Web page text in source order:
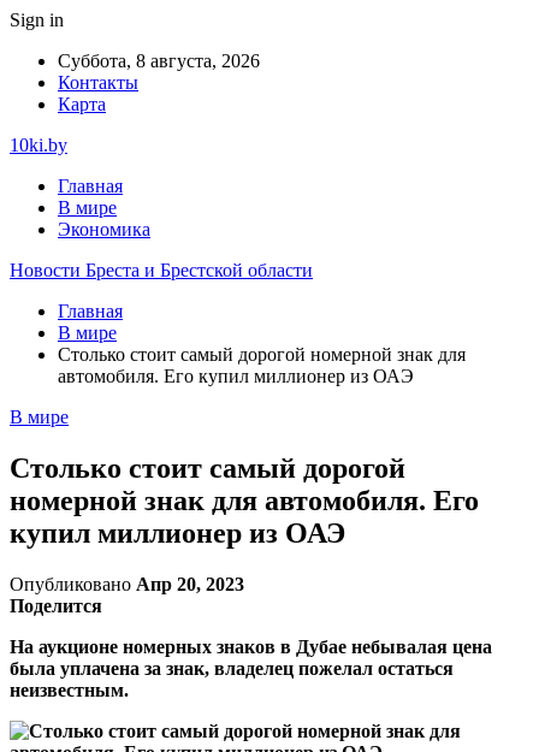
Sign in
Суббота, 8 августа, 2026
Контакты
Карта
10ki.by
Главная
В мире
Экономика
Новости Бреста и Брестской области
Главная
В мире
Столько стоит самый дорогой номерной знак для
автомобиля. Его купил миллионер из ОАЭ
В мире
Столько стоит самый дорогой
номерной знак для автомобиля. Его
купил миллионер из ОАЭ
Опубликовано Апр 20, 2023
Поделится
На аукционе номерных знаков в Дубае небывалая цена
была уплачена за знак, владелец пожелал остаться
неизвестным.